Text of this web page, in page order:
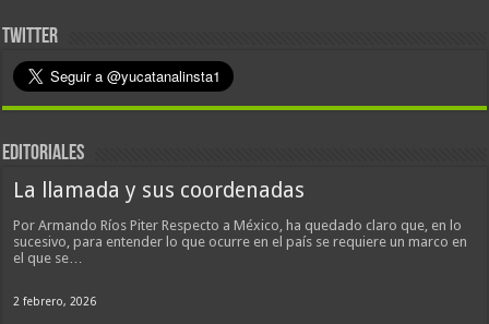
TWITTER
EDITORIALES
La llamada y sus coordenadas
Por Armando Ríos Piter Respecto a México, ha quedado claro que, en lo
sucesivo, para entender lo que ocurre en el país se requiere un marco en
el que se…
2 febrero, 2026